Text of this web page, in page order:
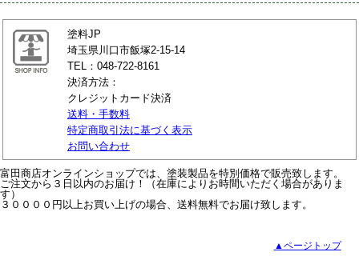
塗料JP
埼玉県川口市飯塚2-15-14
TEL：048-722-8161
決済方法：
クレジットカード決済
送料・手数料
特定商取引法に基づく表示
お問い合わせ
富田商店オンラインショップでは、塗装製品を特別価格で販売致します。
ご注文から３日以内のお届け！（在庫によりお時間いただく場合がありま
す）
３００００円以上お買い上げの場合、送料無料でお届け致します。
▲ページトップ